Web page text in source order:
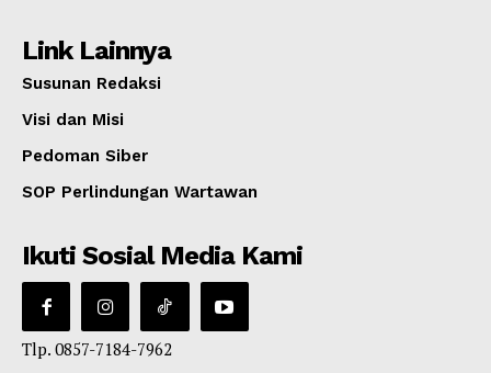
Link Lainnya
Susunan Redaksi
Visi dan Misi
Pedoman Siber
SOP Perlindungan Wartawan
Ikuti Sosial Media Kami
Tlp. 0857-7184-7962